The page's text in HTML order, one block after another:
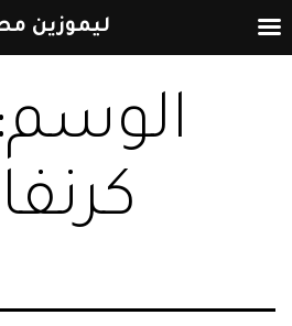
إلى
الوسم:
ليموزين